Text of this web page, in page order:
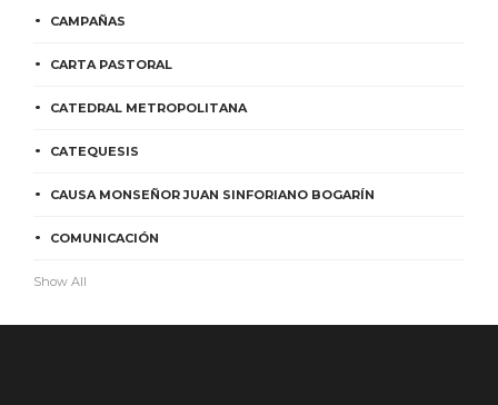
CAMPAÑAS
CARTA PASTORAL
CATEDRAL METROPOLITANA
CATEQUESIS
CAUSA MONSEÑOR JUAN SINFORIANO BOGARÍN
COMUNICACIÓN
Show All